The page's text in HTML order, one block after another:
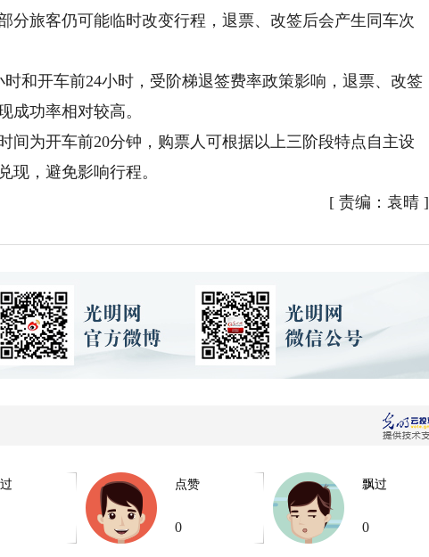
分旅客仍可能临时改变行程，退票、改签后会产生同车次
开车前24小时，受阶梯退签费率政策影响，退票、改签
成功率相对较高。
为开车前20分钟，购票人可根据以上三阶段特点自主设
现，避免影响行程。
[ 责编：袁晴 ]
点赞
0
飘过
0